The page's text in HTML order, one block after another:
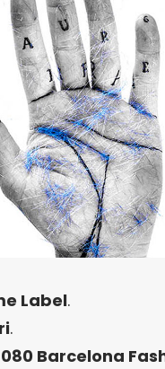
Label.
.
080 Barcelona